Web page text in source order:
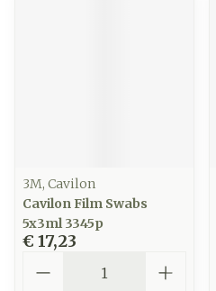
3M, Cavilon
Cavilon Film Swabs
5x3ml 3345p
€ 17,23